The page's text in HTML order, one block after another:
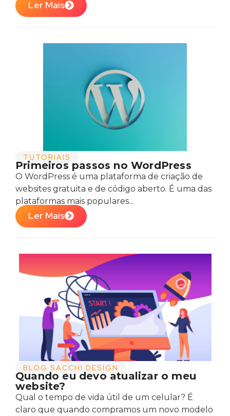
Ler Mais
TUTORIAIS
Primeiros passos no WordPress
O WordPress é uma plataforma de criação de
websites gratuita e de código aberto. É uma das
plataformas mais populares...
Ler Mais
BLOG SACCHI DESIGN
Quando eu devo atualizar o meu
website?
Qual o tempo de vida útil de um celular? É
claro que quando compramos um novo modelo